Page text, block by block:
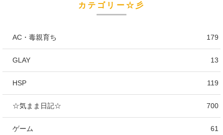
カテゴリー☆彡
AC・毒親育ち 179
GLAY 13
HSP 119
☆気まま日記☆ 700
ゲーム 61